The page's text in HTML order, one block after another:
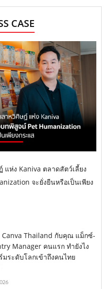
CASE
แห่ง Kaniva ตลาดสัตว์เลี้ยง
จะยั่งยืนหรือเป็นเพียง
Canva Thailand กับคุณ แม็กซ์-
Manager คนแรก ทำยังไง
ระดับโลกเข้าถึงคนไทย